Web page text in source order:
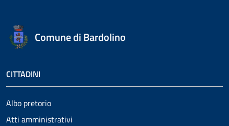
Comune di Bardolino
CITTADINI
Albo pretorio
Atti amministrativi